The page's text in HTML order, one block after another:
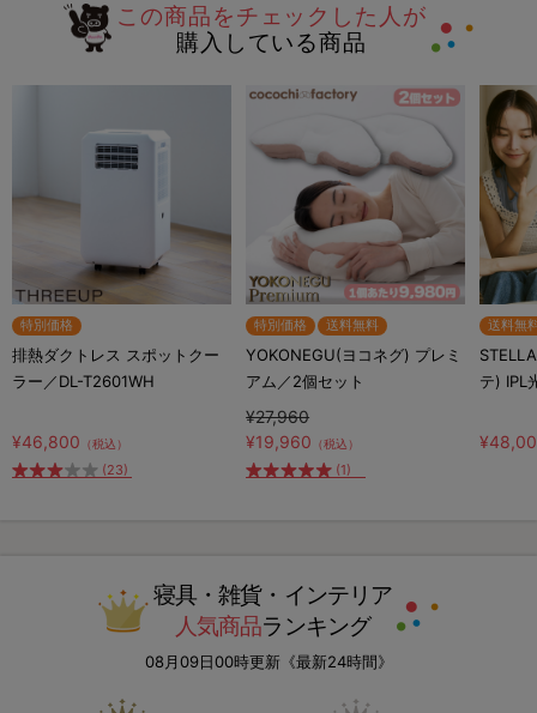
この商品をチェックした人が
購入している商品
特別価格
排熱ダクトレス スポットクー
ラー／DL-T2601WH
¥46,800 （税込）
(23)
特別価格 送料無料
YOKONEGU(ヨコネグ) プレミ
アム／2個セット
¥27,960
¥19,960 （税込）
(1)
送料無
テ) IPL
寝具・雑貨・インテリア
人気商品ランキング
08月09日00時更新《最新24時間》